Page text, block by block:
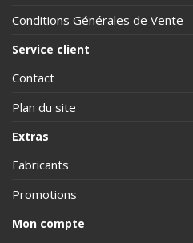
Conditions Générales de Vente
Service client
Contact
Plan du site
Extras
Fabricants
Promotions
Mon compte